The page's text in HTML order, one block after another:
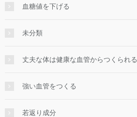
血糖値を下げる
未分類
丈夫な体は健康な血管からつくられる
強い血管をつくる
若返り成分